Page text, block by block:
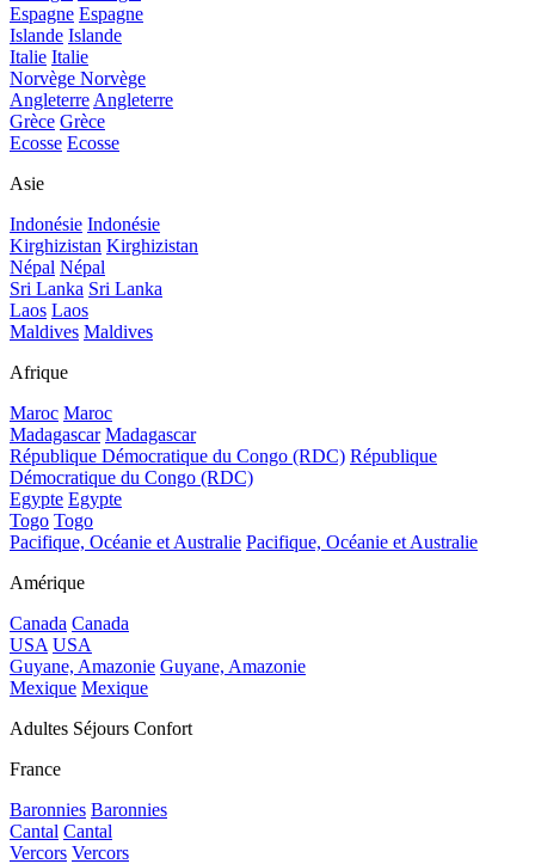
Espagne Espagne
Islande Islande
Italie Italie
Norvège Norvège
Angleterre Angleterre
Grèce Grèce
Ecosse Ecosse
Asie
Indonésie Indonésie
Kirghizistan Kirghizistan
Népal Népal
Sri Lanka Sri Lanka
Laos Laos
Maldives Maldives
Afrique
Maroc Maroc
Madagascar Madagascar
République Démocratique du Congo (RDC) République
Démocratique du Congo (RDC)
Egypte Egypte
Togo Togo
Pacifique, Océanie et Australie Pacifique, Océanie et Australie
Amérique
Canada Canada
USA USA
Guyane, Amazonie Guyane, Amazonie
Mexique Mexique
Adultes Séjours Confort
France
Baronnies Baronnies
Cantal Cantal
Vercors Vercors